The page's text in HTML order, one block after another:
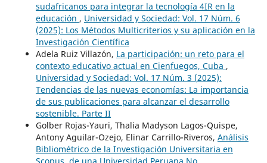
sudafricanos para integrar la tecnología 4IR en la
educación , Universidad y Sociedad: Vol. 17 Núm. 6
(2025): Los Métodos Multicriterios y su aplicación en la
Investigación Científica
Adela Ruiz Villazón, La participación: un reto para el
contexto educativo actual en Cienfuegos, Cuba ,
Universidad y Sociedad: Vol. 17 Núm. 3 (2025):
Tendencias de las nuevas economías: La importancia
de sus publicaciones para alcanzar el desarrollo
sostenible. Parte II
Golber Rojas-Yauri, Thalia Madyson Lagos-Quispe,
Antony Aguilar-Ozejo, Elinar Carrillo-Riveros, Análisis
Bibliométrico de la Investigación Universitaria en